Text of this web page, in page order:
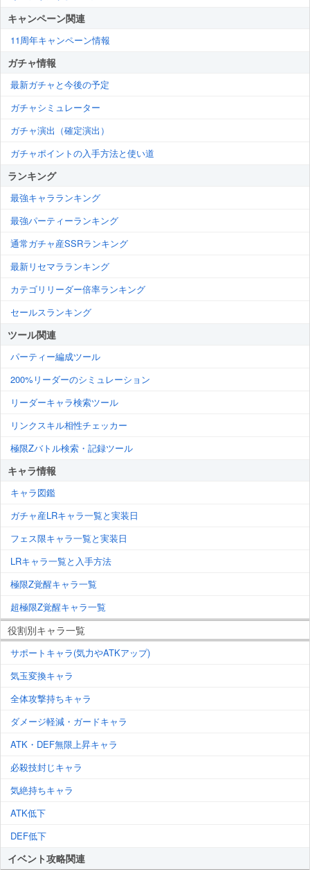
キャンペーン関連
11周年キャンペーン情報
ガチャ情報
最新ガチャと今後の予定
ガチャシミュレーター
ガチャ演出（確定演出）
ガチャポイントの入手方法と使い道
ランキング
最強キャラランキング
最強パーティーランキング
通常ガチャ産SSRランキング
最新リセマラランキング
カテゴリリーダー倍率ランキング
セールスランキング
ツール関連
パーティー編成ツール
200%リーダーのシミュレーション
リーダーキャラ検索ツール
リンクスキル相性チェッカー
極限Zバトル検索・記録ツール
キャラ情報
キャラ図鑑
ガチャ産LRキャラ一覧と実装日
フェス限キャラ一覧と実装日
LRキャラ一覧と入手方法
極限Z覚醒キャラ一覧
超極限Z覚醒キャラ一覧
役割別キャラ一覧
サポートキャラ(気力やATKアップ)
気玉変換キャラ
全体攻撃持ちキャラ
ダメージ軽減・ガードキャラ
ATK・DEF無限上昇キャラ
必殺技封じキャラ
気絶持ちキャラ
ATK低下
DEF低下
イベント攻略関連